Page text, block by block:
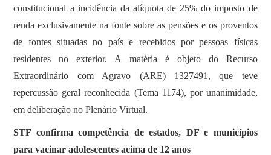
constitucional a incidência da alíquota de 25% do imposto de
renda exclusivamente na fonte sobre as pensões e os proventos
de fontes situadas no país e recebidos por pessoas físicas
residentes no exterior. A matéria é objeto do Recurso
Extraordinário com Agravo (ARE) 1327491, que teve
repercussão geral reconhecida (Tema 1174), por unanimidade,
em deliberação no Plenário Virtual.
STF confirma competência de estados, DF e municípios
para vacinar adolescentes acima de 12 anos